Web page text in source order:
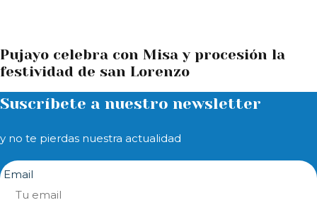
Pujayo celebra con Misa y procesión la
festividad de san Lorenzo
Suscríbete a nuestro newsletter
y no te pierdas nuestra actualidad
Email